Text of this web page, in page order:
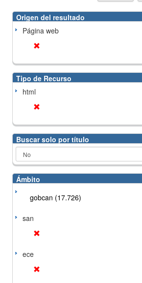
Origen del resultado
Página web
Tipo de Recurso
html
Buscar solo por título
Ámbito
gobcan (17.726)
san
ece